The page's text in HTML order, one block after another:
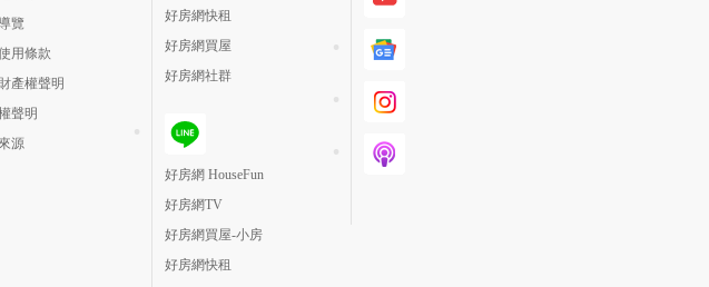
月熱門度高 → 低
覽
用條款
產權聲明
聲明
源
好房網快租
好房網買屋
好房網社群
好房網 HouseFun
好房網TV
好房網買屋-小房
好房網快租